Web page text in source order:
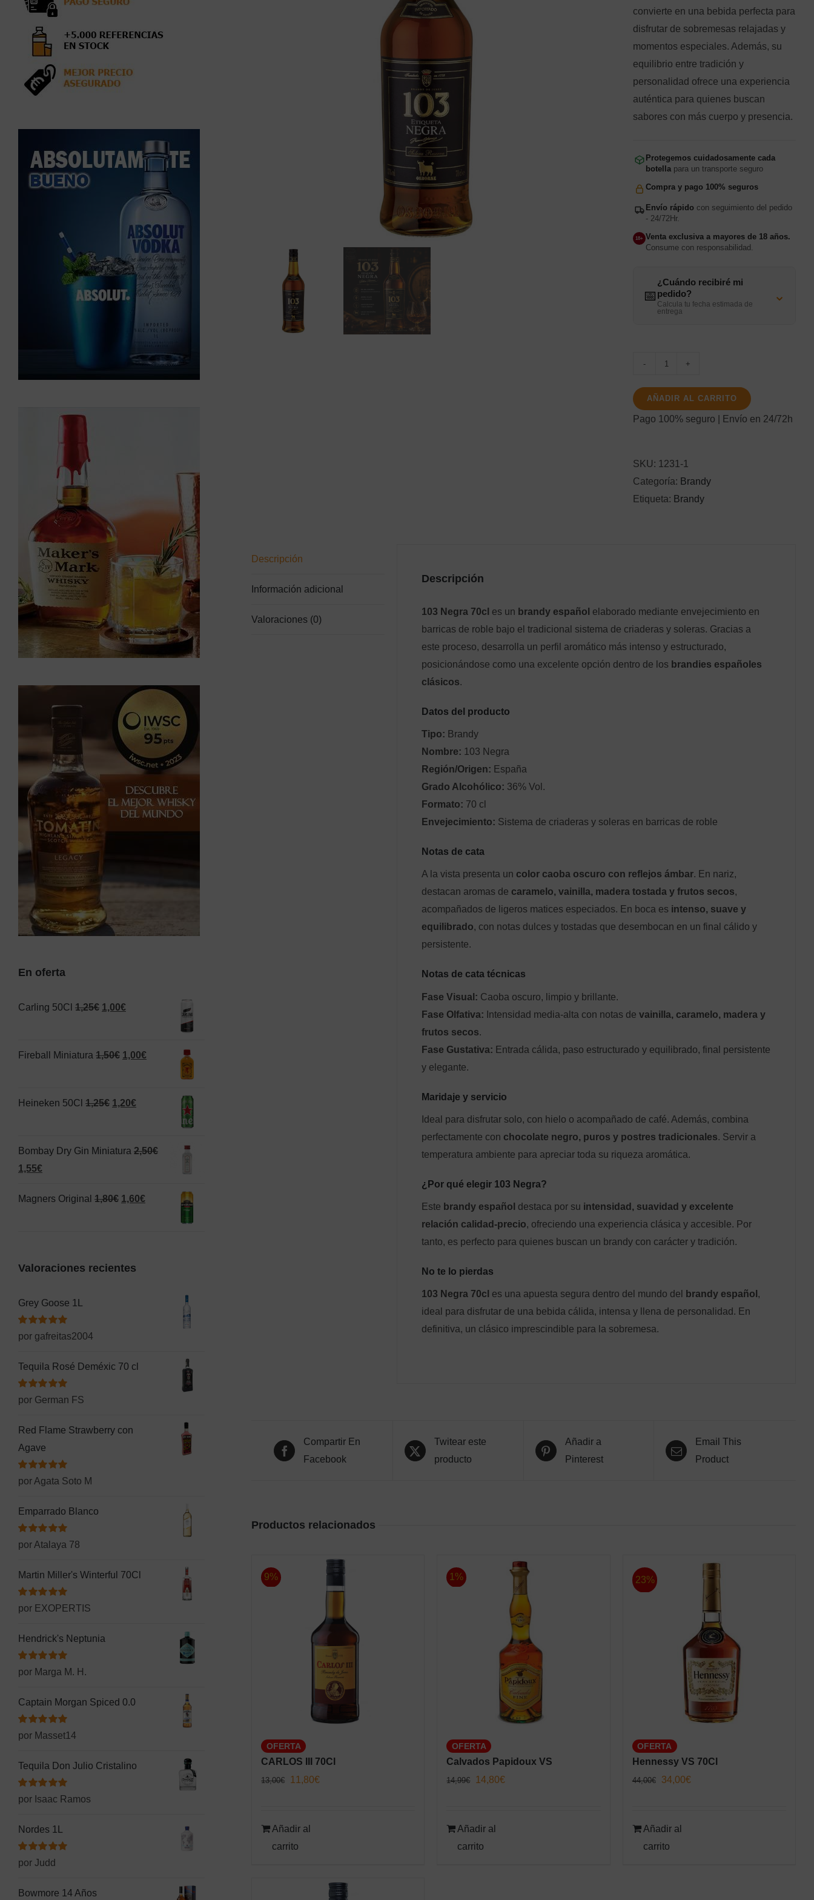
convierte en una bebida perfecta para
disfrutar de sobremesas relajadas y
momentos especiales. Además, su
equilibrio entre tradición y
personalidad ofrece una experiencia
auténtica para quienes buscan
sabores con más cuerpo y presencia.
Protegemos cuidadosamente cada
botella para un transporte seguro
Compra y pago 100% seguros
Envío rápido con seguimiento del pedido
- 24/72Hr.
18+ Venta exclusiva a mayores de 18 años.
Consume con responsabilidad.
📅
¿Cuándo recibiré mi
pedido?
Calcula tu fecha estimada de
entrega
⌄
NEGRA
cantidad
AÑADIR AL CARRITO
Pago 100% seguro | Envío en 24/72h
SKU: 1231-1
Categoría: Brandy
Etiqueta: Brandy
Descripción
Información adicional
Valoraciones (0)
Descripción
103 Negra 70cl es un brandy español elaborado mediante envejecimiento en
barricas de roble bajo el tradicional sistema de criaderas y soleras. Gracias a
este proceso, desarrolla un perfil aromático más intenso y estructurado,
posicionándose como una excelente opción dentro de los brandies españoles
clásicos.
Datos del producto
Tipo: Brandy
Nombre: 103 Negra
Región/Origen: España
Grado Alcohólico: 36% Vol.
Formato: 70 cl
Envejecimiento: Sistema de criaderas y soleras en barricas de roble
Notas de cata
A la vista presenta un color caoba oscuro con reflejos ámbar. En nariz,
destacan aromas de caramelo, vainilla, madera tostada y frutos secos,
acompañados de ligeros matices especiados. En boca es intenso, suave y
equilibrado, con notas dulces y tostadas que desembocan en un final cálido y
persistente.
Notas de cata técnicas
Fase Visual: Caoba oscuro, limpio y brillante.
Fase Olfativa: Intensidad media-alta con notas devainilla, caramelo, madera y
frutos secos.
Fase Gustativa: Entrada cálida, paso estructurado y equilibrado, final persistente
y elegante.
Maridaje y servicio
Ideal para disfrutar solo, con hielo o acompañado de café. Además, combina
perfectamente con chocolate negro, puros y postres tradicionales. Servir a
temperatura ambiente para apreciar toda su riqueza aromática.
¿Por qué elegir 103 Negra?
Este brandy español destaca por su intensidad, suavidad y excelente
relación calidad-precio, ofreciendo una experiencia clásica y accesible. Por
tanto, es perfecto para quienes buscan un brandy con carácter y tradición.
No te lo pierdas
103 Negra 70cl es una apuesta segura dentro del mundo del brandy español ,
ideal para disfrutar de una bebida cálida, intensa y llena de personalidad. En
definitiva, un clásico imprescindible para la sobremesa.
Compartir En
Facebook
Twitear este
producto
Añadir a
Pinterest
Email This
Product
Productos relacionados
9%
OFERTA
CARLOS III 70Cl
13,00€
El
era:
13,00€.
11,80€
Añadir al
carrito
1%
OFERTA
Calvados Papidoux VS
14,99€
El
era:
14,99€.
14,80€
Añadir al
carrito
23%
OFERTA
Hennessy VS 70Cl
44,00€
El
era:
44,00€.
34,00€El
Añadir al
carrito
En oferta
Carling 50Cl 1,25€ El
era:
1,00€El
es:
Fireball Miniatura 1,50€ El
era:
1,00€El
Heineken 50Cl 1,25€ El
era:
1,20€El
es:
Bombay Dry Gin Miniatura 2,50€
El
original
1,55€El
actual
Magners Original 1,80€ El
1,80€.
1,60€El
Valoraciones recientes
Grey Goose 1L
Valorado
con
5de 5
por gafreitas2004
Tequila Rosé Deméxic 70 cl
Valorado
con
por German FS
Red Flame Strawberry con
Agave
Valorado
con
de 5
por Agata Soto M
Emparrado Blanco
Valorado
con
por Atalaya 78
Martin Miller's Winterful 70Cl
Valorado
con
por EXOPERTIS
Hendrick's Neptunia
Valorado
con
por Marga M. H.
Captain Morgan Spiced 0.0
Valorado
con
por Masset14
Tequila Don Julio Cristalino
Valorado
con
por Isaac Ramos
Nordes 1L
Valorado
con
por Judd
Bowmore 14 Años